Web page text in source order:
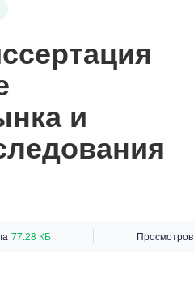
и
77.28 КБ Просмотров